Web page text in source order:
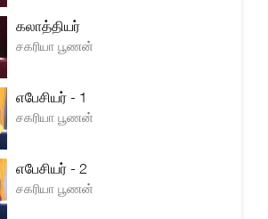
கலாத்தியர்
சகரியா பூணன்
எபேசியர் - 1
சகரியா பூணன்
எபேசியர் - 2
சகரியா பூணன்